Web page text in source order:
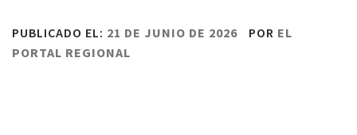
PUBLICADO EL: 21 DE JUNIO DE 2026 POR EL
PORTAL REGIONAL